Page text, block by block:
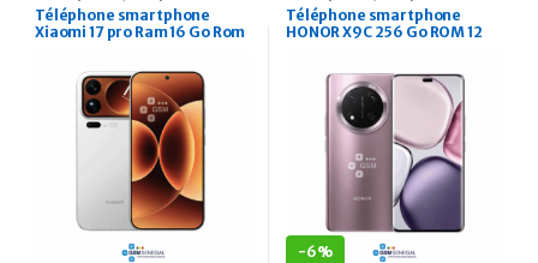
Téléphone smartphone
Xiaomi 17 pro Ram 16 Go Rom
Téléphone smartphone
HONOR X9C 256 Go ROM 12
-6%